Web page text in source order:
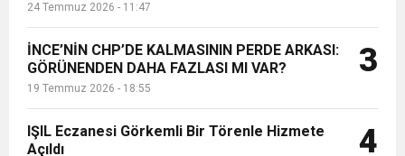
24 Temmuz 2026 - 11:47
İNCE’NİN CHP’DE KALMASININ PERDE ARKASI:
GÖRÜNENDEN DAHA FAZLASI MI VAR?
19 Temmuz 2026 - 18:55
3
IŞIL Eczanesi Görkemli Bir Törenle Hizmete
Açıldı
4